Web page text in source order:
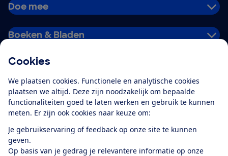
Cookies
We plaatsen cookies. Functionele en analytische cookies
plaatsen we altijd. Deze zijn noodzakelijk om bepaalde
functionaliteiten goed te laten werken en gebruik te kunnen
meten. Er zijn ook cookies naar keuze om:
Je gebruikservaring of feedback op onze site te kunnen
geven.
Op basis van je gedrag je relevantere informatie op onze
Doe mee
Boeken & Bladen
Alles over de
app